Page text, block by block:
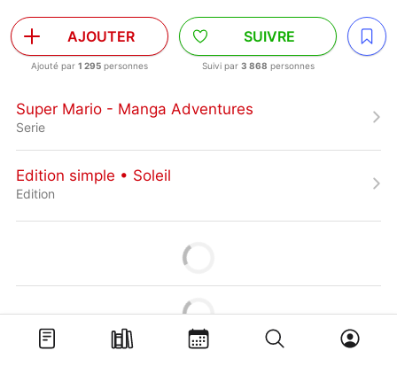
AJOUTER
Ajouté par 1 295 personnes
SUIVRE
Suivi par 3 868 personnes
Super Mario - Manga Adventures
Serie
Edition simple • Soleil
Edition